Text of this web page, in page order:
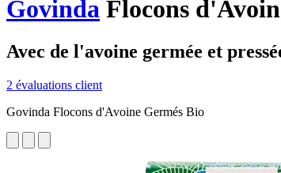
Govinda Flocons
Avec de l'avoine germée et
2 évaluations client
Govinda Flocons d'Avoine Germés Bio